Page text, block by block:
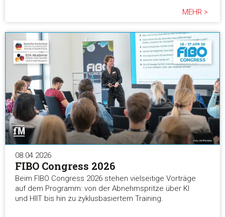
MEHR >
08.04.2026
FIBO Congress 2026
Beim FIBO Congress 2026 stehen vielseitige Vorträge
auf dem Programm: von der Abnehmspritze über KI
und HIIT bis hin zu zyklusbasiertem Training.